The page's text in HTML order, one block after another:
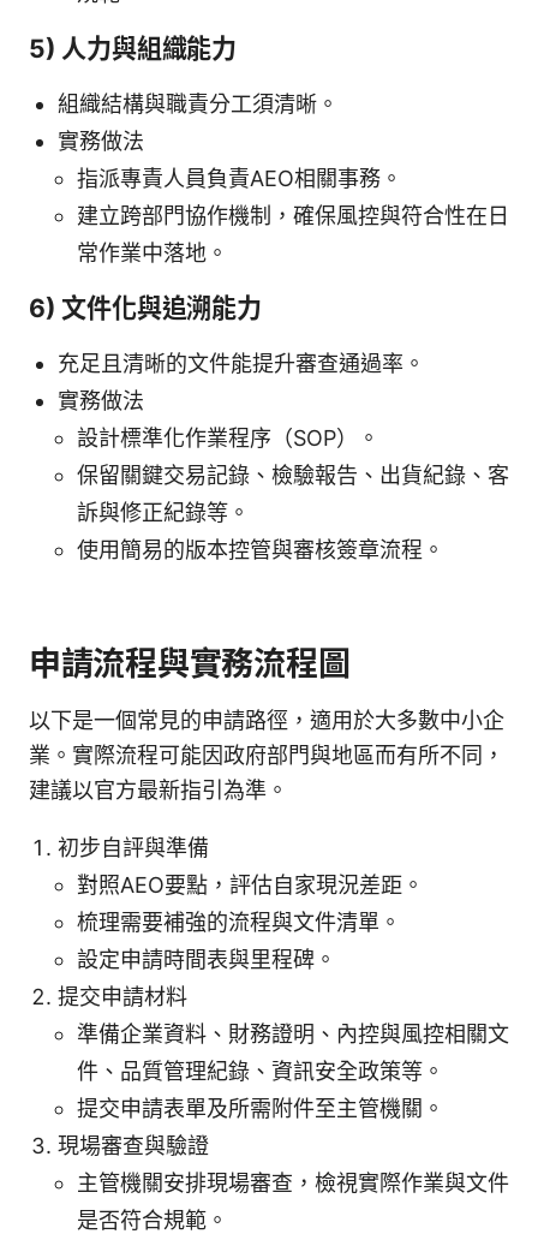
5) 人力與組織能力
組織結構與職責分工須清晰。
實務做法
指派專責人員負責AEO相關事務。
建立跨部門協作機制，確保風控與符合性在日
常作業中落地。
6) 文件化與追溯能力
充足且清晰的文件能提升審查通過率。
實務做法
設計標準化作業程序（SOP）。
保留關鍵交易記錄、檢驗報告、出貨紀錄、客
訴與修正紀錄等。
使用簡易的版本控管與審核簽章流程。
申請流程與實務流程圖
以下是一個常見的申請路徑，適用於大多數中小企
業。實際流程可能因政府部門與地區而有所不同，
建議以官方最新指引為準。
初步自評與準備
對照AEO要點，評估自家現況差距。
梳理需要補強的流程與文件清單。
設定申請時間表與里程碑。
提交申請材料
準備企業資料、財務證明、內控與風控相關文
件、品質管理紀錄、資訊安全政策等。
提交申請表單及所需附件至主管機關。
現場審查與驗證
主管機關安排現場審查，檢視實際作業與文件
是否符合規範。